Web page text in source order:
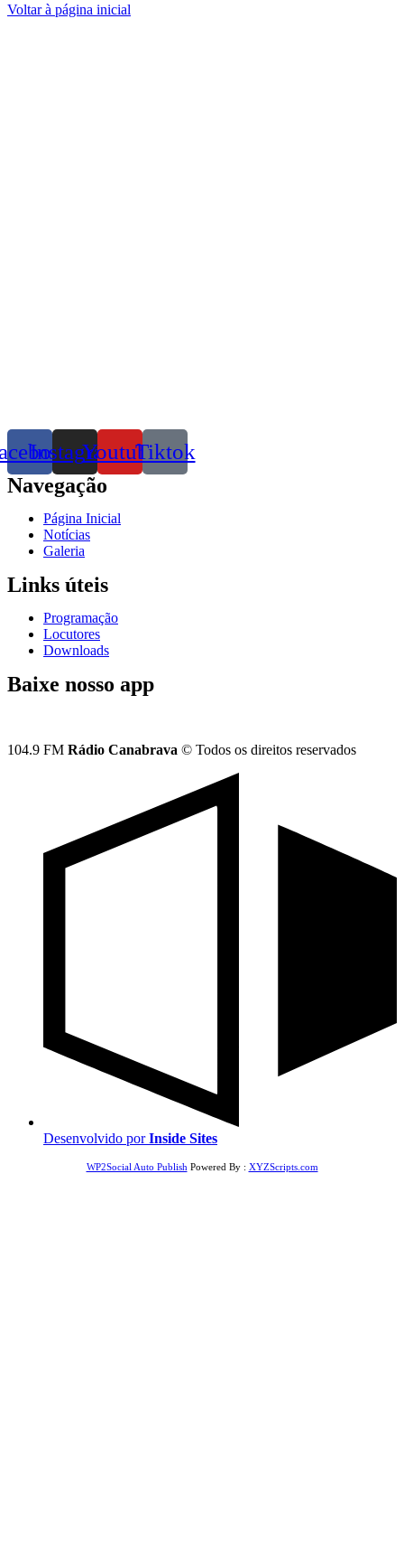
Voltar à página inicial
InstagramYoutubeTiktok
Navegação
Página Inicial
Notícias
Galeria
Links úteis
Programação
Locutores
Downloads
Baixe nosso app
104.9 FM Rádio Canabrava © Todos os direitos reservados
Desenvolvido porInside Sites
WP2Social Auto Publish Powered By : XYZScripts.com